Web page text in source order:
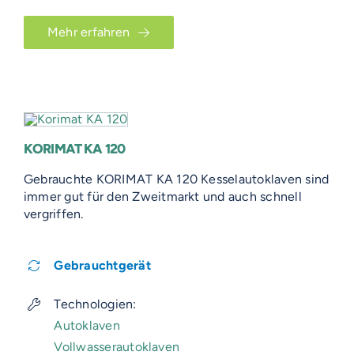
Mehr erfahren
KORIMAT KA 120
Gebrauchte KORIMAT KA 120 Kesselautoklaven sind
immer gut für den Zweitmarkt und auch schnell
vergriffen.
Gebrauchtgerät
Technologien:
Autoklaven
Vollwasserautoklaven